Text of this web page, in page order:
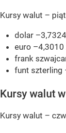
Kursy walut –
dolar –3,7324
euro –4,3010
frank
funt szterling
Kursy walut
Kursy walut –